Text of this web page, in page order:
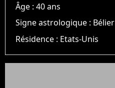
Âge :40 ans
Signe astrologique : Bélier
Résidence : Etats-Unis